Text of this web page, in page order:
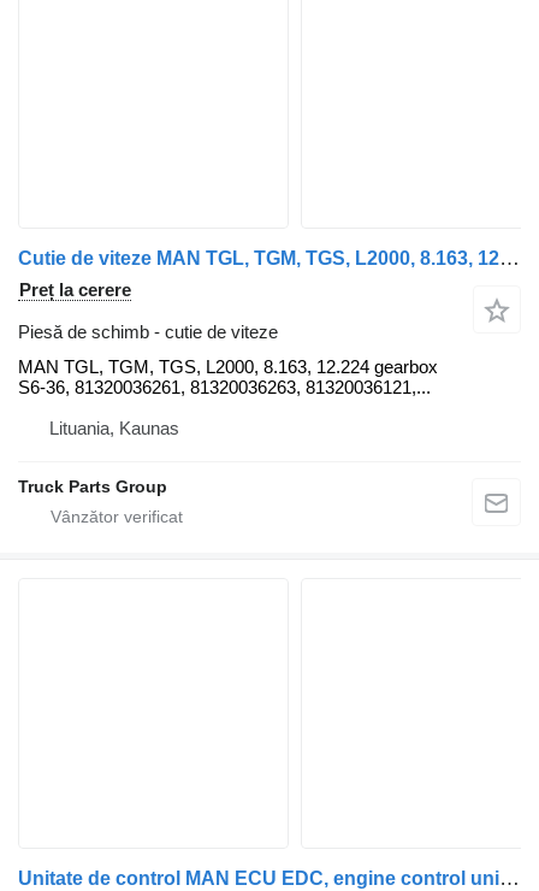
Cutie de viteze MAN TGL, TGM, TGS, L2000, 8.163, 12.224 gearbox S6-36 MAN pentru cap tractor MAN L2000, 8.163, 12.224
Preț la cerere
Piesă de schimb - cutie de viteze
MAN TGL, TGM, TGS, L2000, 8.163, 12.224 gearbox
S6-36, 81320036261, 81320036263, 81320036121,...
Lituania, Kaunas
Truck Parts Group
Unitate de control MAN ECU EDC, engine control unit 4 series , L2000, 51116167173, 5111 MAN pentru cap tractor MAN 4, L2000